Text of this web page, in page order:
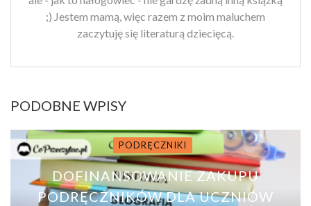
;) Jestem mamą, więc razem z moim maluchem
zaczytuję się literaturą dziecięcą.
PODOBNE WPISY
PODRĘCZNIKI
DOFINANSOWANIE ZAKUPU
PODRĘCZNIKÓW DLA UCZNIÓW